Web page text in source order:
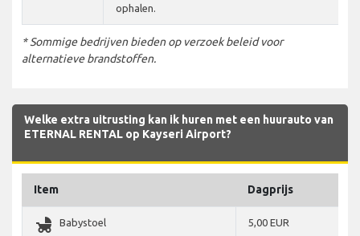
ophalen.
* Sommige bedrijven bieden op verzoek beleid voor
alternatieve brandstoffen.
Welke extra uitrusting kan ik huren met een huurauto van
ETERNAL RENTAL op Kayseri Airport?
Item Dagprijs
child_friendly Babystoel 5,00 EUR